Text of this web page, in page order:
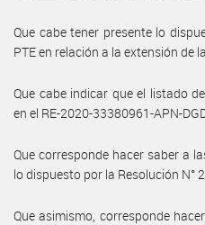
Que cabe tener presente lo
PTE en relación a la extensión de
Que cabe indicar que el listado
en el RE-2020-33380961-APN-
Que corresponde hacer saber a
lo dispuesto por la Resolución N°
Que asimismo, corresponde